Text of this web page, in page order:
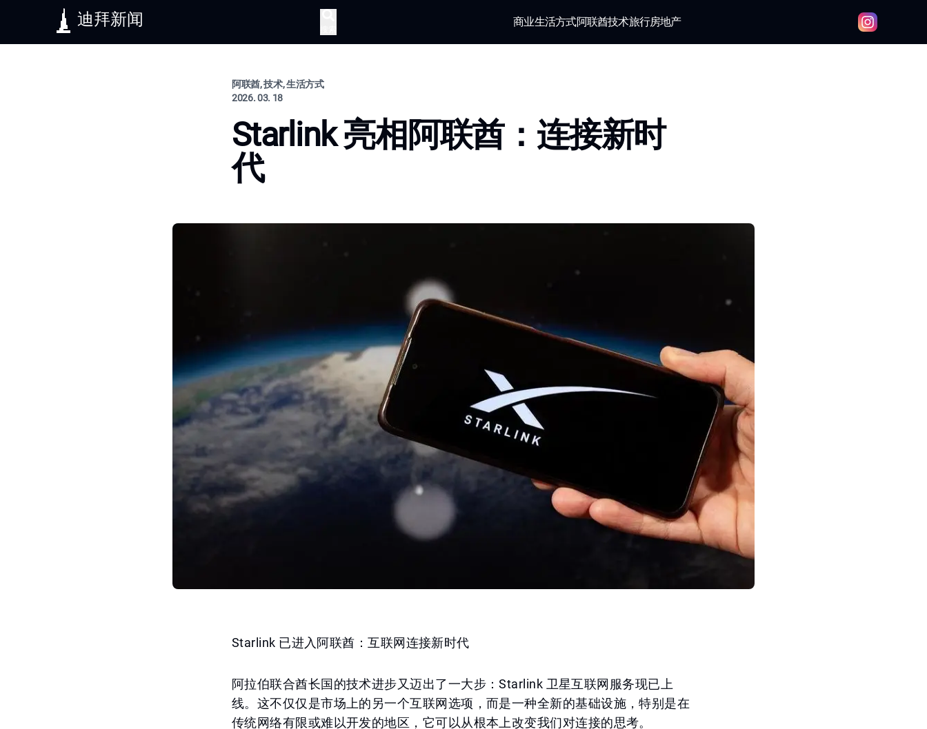
迪拜新闻 商业生活方式阿联酋技术旅行房地产
阿联酋, 技术, 生活方式
2026. 03. 18
Starlink 亮相阿联酋：连接新时
代
Starlink 已进入阿联酋：互联网连接新时代
阿拉伯联合酋长国的技术进步又迈出了一大步：Starlink 卫星互联网服务现已上
线。这不仅仅是市场上的另一个互联网选项，而是一种全新的基础设施，特别是在
传统网络有限或难以开发的地区，它可以从根本上改变我们对连接的思考。